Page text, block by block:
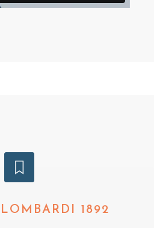
1892